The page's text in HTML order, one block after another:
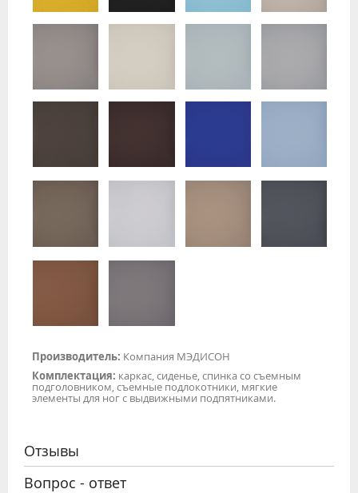
Производитель: Компания МЭДИСОН
Комплектация: каркас, сиденье, спинка со съемным
подголовником, съемные подлокотники, мягкие
элементы для ног с выдвижными подпятниками.
Отзывы
Вопрос - ответ